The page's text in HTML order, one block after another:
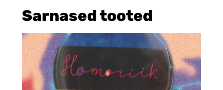
e
t
q
u
e
Sarnased tooted